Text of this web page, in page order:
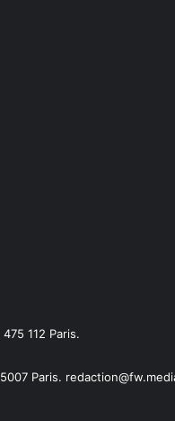
112 Paris.
Paris.